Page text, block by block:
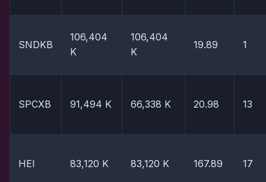
SNDKB
106,404
K
106,404
K
19.89 1
SPCXB 91,494 K 66,338 K 20.98 13
HEI 83,120 K 83,120 K 167.89 17